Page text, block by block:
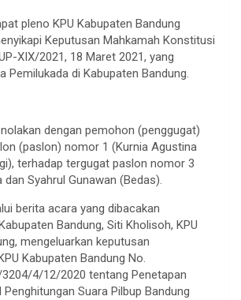
pleno KPU Kabupaten Bandung
Keputusan Mahkamah Konstitusi
XIX/2021, 18 Maret 2021, yang
Pemilukada di Kabupaten Bandung.
dengan pemohon (penggugat)
(paslon) nomor 1 (Kurnia Agustina
terhadap tergugat paslon nomor 3
dan Syahrul Gunawan (Bedas).
berita acara yang dibacakan
Bandung, Siti Kholisoh, KPU
mengeluarkan keputusan
Kabupaten Bandung No.
4/12/2020 tentang Penetapan
Penghitungan Suara Pilbup Bandung